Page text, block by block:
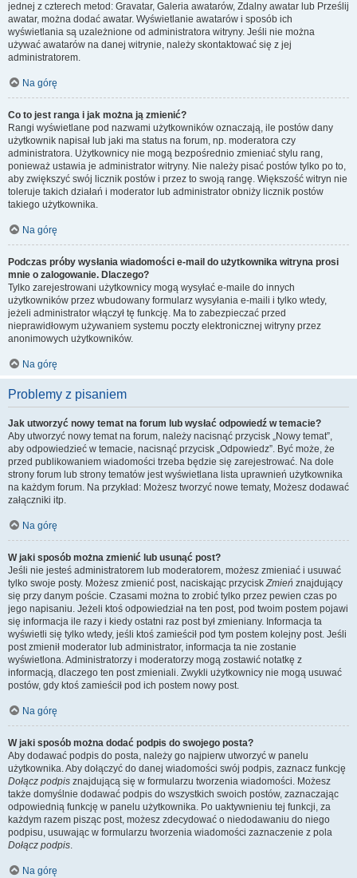
jednej z czterech metod: Gravatar, Galeria awatarów, Zdalny awatar lub Prześlij
awatar, można dodać awatar. Wyświetlanie awatarów i sposób ich
wyświetlania są uzależnione od administratora witryny. Jeśli nie można
używać awatarów na danej witrynie, należy skontaktować się z jej
administratorem.
Na górę
Co to jest ranga i jak można ją zmienić?
Rangi wyświetlane pod nazwami użytkowników oznaczają, ile postów dany
użytkownik napisał lub jaki ma status na forum, np. moderatora czy
administratora. Użytkownicy nie mogą bezpośrednio zmieniać stylu rang,
ponieważ ustawia je administrator witryny. Nie należy pisać postów tylko po to,
aby zwiększyć swój licznik postów i przez to swoją rangę. Większość witryn nie
toleruje takich działań i moderator lub administrator obniży licznik postów
takiego użytkownika.
Na górę
Podczas próby wysłania wiadomości e-mail do użytkownika witryna prosi
mnie o zalogowanie. Dlaczego?
Tylko zarejestrowani użytkownicy mogą wysyłać e-maile do innych
użytkowników przez wbudowany formularz wysyłania e-maili i tylko wtedy,
jeżeli administrator włączył tę funkcję. Ma to zabezpieczać przed
nieprawidłowym używaniem systemu poczty elektronicznej witryny przez
anonimowych użytkowników.
Na górę
Problemy z pisaniem
Jak utworzyć nowy temat na forum lub wysłać odpowiedź w temacie?
Aby utworzyć nowy temat na forum, należy nacisnąć przycisk „Nowy temat”,
aby odpowiedzieć w temacie, nacisnąć przycisk „Odpowiedz”. Być może, że
przed publikowaniem wiadomości trzeba będzie się zarejestrować. Na dole
strony forum lub strony tematów jest wyświetlana lista uprawnień użytkownika
na każdym forum. Na przykład: Możesz tworzyć nowe tematy, Możesz dodawać
załączniki itp.
Na górę
W jaki sposób można zmienić lub usunąć post?
Jeśli nie jesteś administratorem lub moderatorem, możesz zmieniać i usuwać
tylko swoje posty. Możesz zmienić post, naciskając przyciskZmień znajdujący
się przy danym poście. Czasami można to zrobić tylko przez pewien czas po
jego napisaniu. Jeżeli ktoś odpowiedział na ten post, pod twoim postem pojawi
się informacja ile razy i kiedy ostatni raz post był zmieniany. Informacja ta
wyświetli się tylko wtedy, jeśli ktoś zamieścił pod tym postem kolejny post. Jeśli
post zmienił moderator lub administrator, informacja ta nie zostanie
wyświetlona. Administratorzy i moderatorzy mogą zostawić notatkę z
informacją, dlaczego ten post zmieniali. Zwykli użytkownicy nie mogą usuwać
postów, gdy ktoś zamieścił pod ich postem nowy post.
Na górę
W jaki sposób można dodać podpis do swojego posta?
Aby dodawać podpis do posta, należy go najpierw utworzyć w panelu
użytkownika. Aby dołączyć do danej wiadomości swój podpis, zaznacz funkcję
Dołącz podpis znajdującą się w formularzu tworzenia wiadomości. Możesz
także domyślnie dodawać podpis do wszystkich swoich postów, zaznaczając
odpowiednią funkcję w panelu użytkownika. Po uaktywnieniu tej funkcji, za
każdym razem pisząc post, możesz zdecydować o niedodawaniu do niego
podpisu, usuwając w formularzu tworzenia wiadomości zaznaczenie z pola
Dołącz podpis.
Na górę